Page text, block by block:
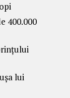
400.000
lui